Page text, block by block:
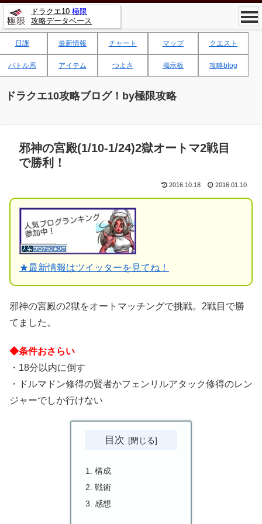
ドラクエ10 極限
攻略データベース
日課 最新情報 チャート マップ クエスト
バトル系 アイテム つよさ 掲示板 攻略blog
ドラクエ10攻略ブログ！by極限攻略
邪神の宮殿(1/10-1/24)2獄オートマ2戦目
で勝利！
2016.10.18 2016.01.10
★最新情報はツイッターを見てね！
邪神の宮殿の2獄をオートマッチングで挑戦。2戦目で勝
てました。
◆条件おさらい
・18分以内に倒す
・ドルマドン修得の賢者かフェンリルアタック修得のレン
ジャーでしか行けない
目次
構成
戦術
感想